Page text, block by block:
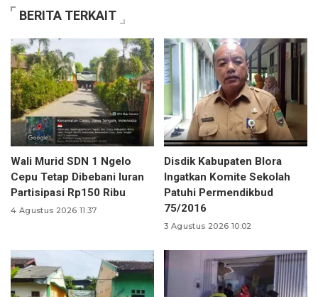
BERITA TERKAIT
Wali Murid SDN 1 Ngelo
Cepu Tetap Dibebani Iuran
Partisipasi Rp150 Ribu
4 Agustus 2026 11:37
Disdik Kabupaten Blora
Ingatkan Komite Sekolah
Patuhi Permendikbud
75/2016
3 Agustus 2026 10:02